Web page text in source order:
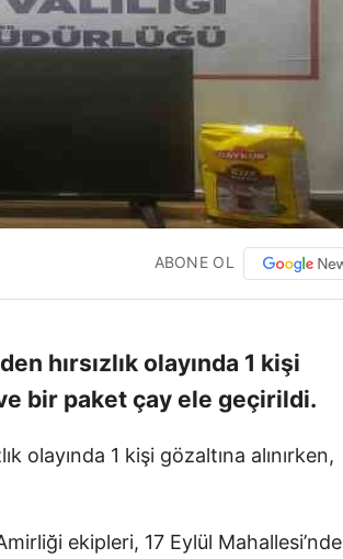
ABONE OL
hırsızlık olayında 1 kişi
bir paket çay ele geçirildi.
olayında 1 kişi gözaltına alınırken,
ekipleri, 17 Eylül Mahallesi’nde